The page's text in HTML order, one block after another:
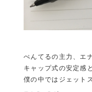
ぺんてるの主力、エ
キャップ式の安定感
僕の中ではジェット